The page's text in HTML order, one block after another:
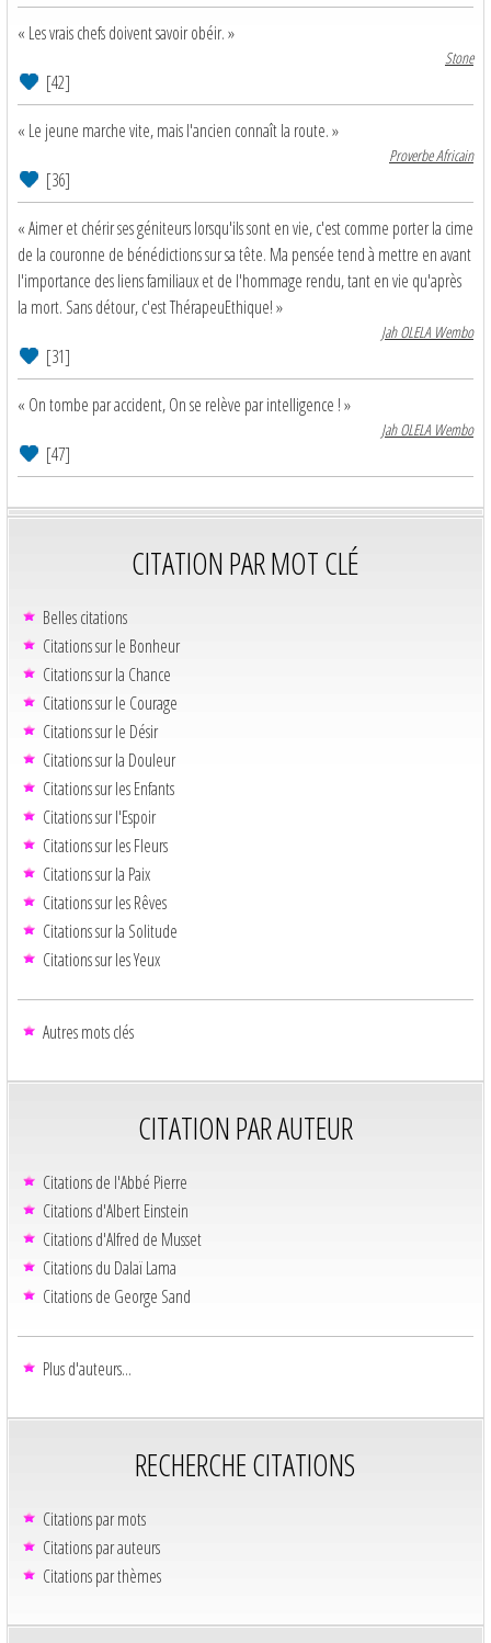
« Les vrais chefs doivent savoir obéir. »
Stone
[42]
« Le jeune marche vite, mais l'ancien connaît la route. »
Proverbe Africain
[36]
« Aimer et chérir ses géniteurs lorsqu'ils sont en vie, c'est comme porter la cime
de la couronne de bénédictions sur sa tête. Ma pensée tend à mettre en avant
l'importance des liens familiaux et de l'hommage rendu, tant en vie qu'après
la mort. Sans détour, c'est ThérapeuEthique! »
Jah OLELA Wembo
[31]
« On tombe par accident, On se relève par intelligence ! »
Jah OLELA Wembo
[47]
CITATION PAR MOT CLÉ
Belles citations
Citations sur le Bonheur
Citations sur la Chance
Citations sur le Courage
Citations sur le Désir
Citations sur la Douleur
Citations sur les Enfants
Citations sur l'Espoir
Citations sur les Fleurs
Citations sur la Paix
Citations sur les Rêves
Citations sur la Solitude
Citations sur les Yeux
Autres mots clés
CITATION PAR AUTEUR
Citations de l'Abbé Pierre
Citations d'Albert Einstein
Citations d'Alfred de Musset
Citations du Dalaï Lama
Citations de George Sand
Plus d'auteurs...
RECHERCHE CITATIONS
Citations par mots
Citations par auteurs
Citations par thèmes